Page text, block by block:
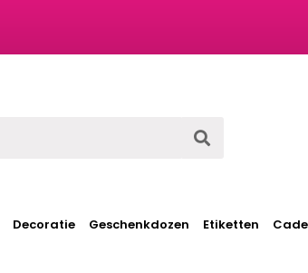
Decoratie Geschenkdozen Etiketten